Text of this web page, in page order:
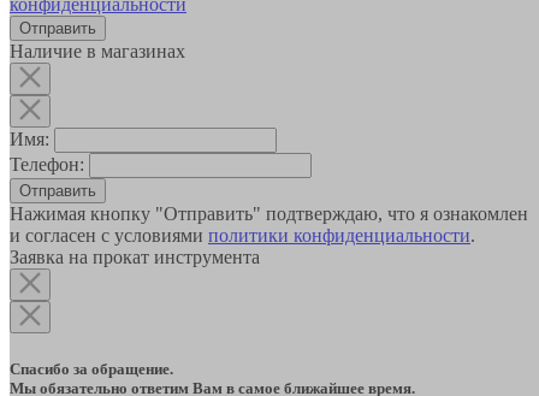
конфиденциальности
Наличие в магазинах
Имя:
Телефон:
Отправить
Нажимая кнопку "Отправить" подтверждаю, что я ознакомлен
и согласен с условиями политики конфиденциальности.
Заявка на прокат инструмента
Спасибо за обращение.
Мы обязательно ответим Вам в самое ближайшее время.